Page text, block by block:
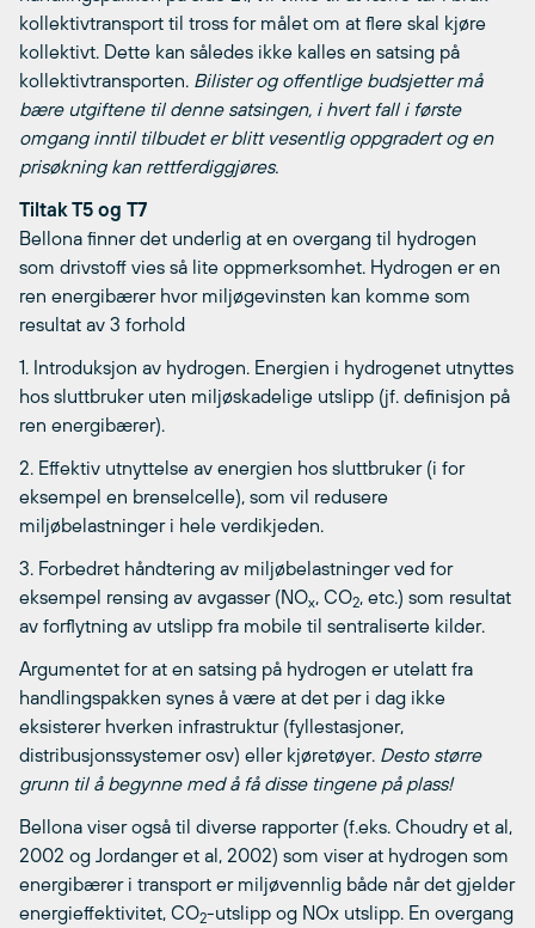
kollektivtransport til tross for målet om at flere skal kjøre
kollektivt. Dette kan således ikke kalles en satsing på
kollektivtransporten. Bilister og offentlige budsjetter må
bære utgiftene til denne satsingen, i hvert fall i første
omgang inntil tilbudet er blitt vesentlig oppgradert og en
prisøkning kan rettferdiggjøres.
Tiltak T5 og T7
Bellona finner det underlig at en overgang til hydrogen
som drivstoff vies så lite oppmerksomhet. Hydrogen er en
ren energibærer hvor miljøgevinsten kan komme som
resultat av 3 forhold
1. Introduksjon av hydrogen. Energien i hydrogenet utnyttes
hos sluttbruker uten miljøskadelige utslipp (jf. definisjon på
ren energibærer).
2. Effektiv utnyttelse av energien hos sluttbruker (i for
eksempel en brenselcelle), som vil redusere
miljøbelastninger i hele verdikjeden.
3. Forbedret håndtering av miljøbelastninger ved for
eksempel rensing av avgasser (NOx, CO2, etc.) som resultat
av forflytning av utslipp fra mobile til sentraliserte kilder.
Argumentet for at en satsing på hydrogen er utelatt fra
handlingspakken synes å være at det per i dag ikke
eksisterer hverken infrastruktur (fyllestasjoner,
distribusjonssystemer osv) eller kjøretøyer. Desto større
grunn til å begynne med å få disse tingene på plass!
Bellona viser også til diverse rapporter (f.eks. Choudry et al,
2002 og Jordanger et al, 2002) som viser at hydrogen som
energibærer i transport er miljøvennlig både når det gjelder
energieffektivitet, CO2-utslipp og NOx utslipp. En overgang